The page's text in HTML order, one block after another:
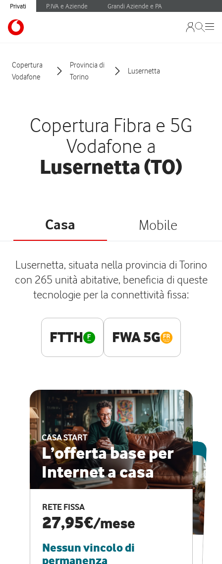
Privati P.IVA e Aziende Grandi Aziende e PA
Copertura
Vodafone
Provincia di
Torino
Lusernetta
Copertura Fibra e 5G
Vodafone a
Lusernetta (TO)
Casa Mobile
Lusernetta, situata nella provincia di Torino
con 265 unità abitative, beneficia di queste
tecnologie per la connettività fissa:
FTTH FWA 5G
CASA START
L’offerta base per
Internet a casa
RETE FISSA
27,95€/mese
Nessun vincolo di
permanenza
ESCLUSIVA ONLINE
CASA PRO
Internet veloce e
vantaggi speciali
RETE FISSA + VODAFONE CLUB
29,95€